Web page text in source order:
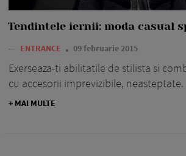
Tendintele iernii: moda casual
— ENTRANCE 09 februarie 2015
Exerseaza-ti abilitatile de stilista si
cu accesorii imprevizibile, neasteptate.
+ MAI MULTE